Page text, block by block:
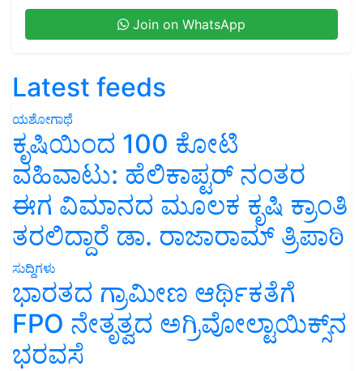
Join on WhatsApp
Latest feeds
ಯಶೋಗಾಥೆ
ಕೃಷಿಯಿಂದ 100 ಕೋಟಿ
ವಹಿವಾಟು: ಹೆಲಿಕಾಪ್ಟರ್ ನಂತರ
ಈಗ ವಿಮಾನದ ಮೂಲಕ ಕೃಷಿ ಕ್ರಾಂತಿ
ತರಲಿದ್ದಾರೆ ಡಾ. ರಾಜಾರಾಮ್ ತ್ರಿಪಾಠಿ
ಸುದ್ದಿಗಳು
ಭಾರತದ ಗ್ರಾಮೀಣ ಆರ್ಥಿಕತೆಗೆ
FPO ನೇತೃತ್ವದ ಅಗ್ರಿವೋಲ್ಟಾಯಿಕ್ಸ್‌ನ
ಭರವಸೆ